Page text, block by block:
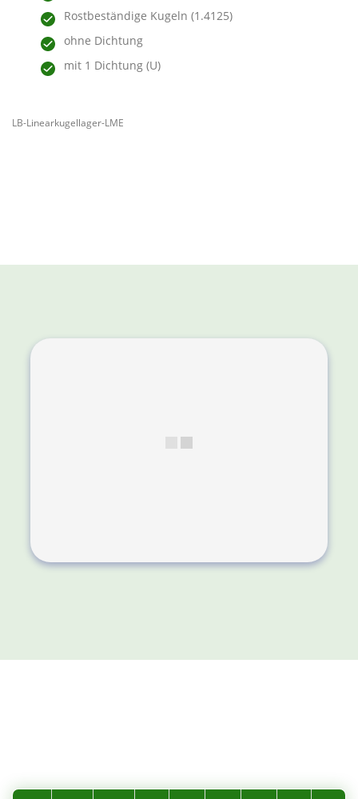
Rostbeständige Kugeln (1.4125)
ohne Dichtung
mit 1 Dichtung (U)
LB-Linearkugellager-LME